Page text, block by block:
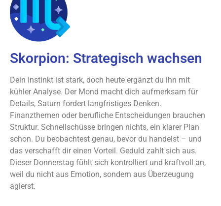
Skorpion: Strategisch wachsen
Dein Instinkt ist stark, doch heute ergänzt du ihn mit
kühler Analyse. Der Mond macht dich aufmerksam für
Details, Saturn fordert langfristiges Denken.
Finanzthemen oder berufliche Entscheidungen brauchen
Struktur. Schnellschüsse bringen nichts, ein klarer Plan
schon. Du beobachtest genau, bevor du handelst – und
das verschafft dir einen Vorteil. Geduld zahlt sich aus.
Dieser Donnerstag fühlt sich kontrolliert und kraftvoll an,
weil du nicht aus Emotion, sondern aus Überzeugung
agierst.